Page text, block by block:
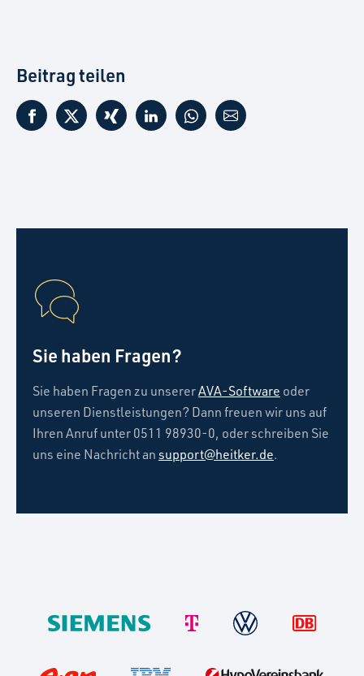
Beitrag teilen
Sie haben Fragen?
Sie haben Fragen zu unsererAVA-Software oder
unseren Dienstleistungen? Dann freuen wir uns auf
Ihren Anruf unter 0511 98930-0, oder schreiben Sie
uns eine Nachricht an support@heitker.de.